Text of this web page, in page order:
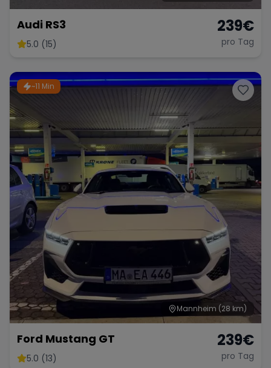
Audi RS3
5.0 (15)
239€
pro Tag
~11 Min
Mannheim (28 km)
Ford Mustang GT
5.0 (13)
239€
pro Tag